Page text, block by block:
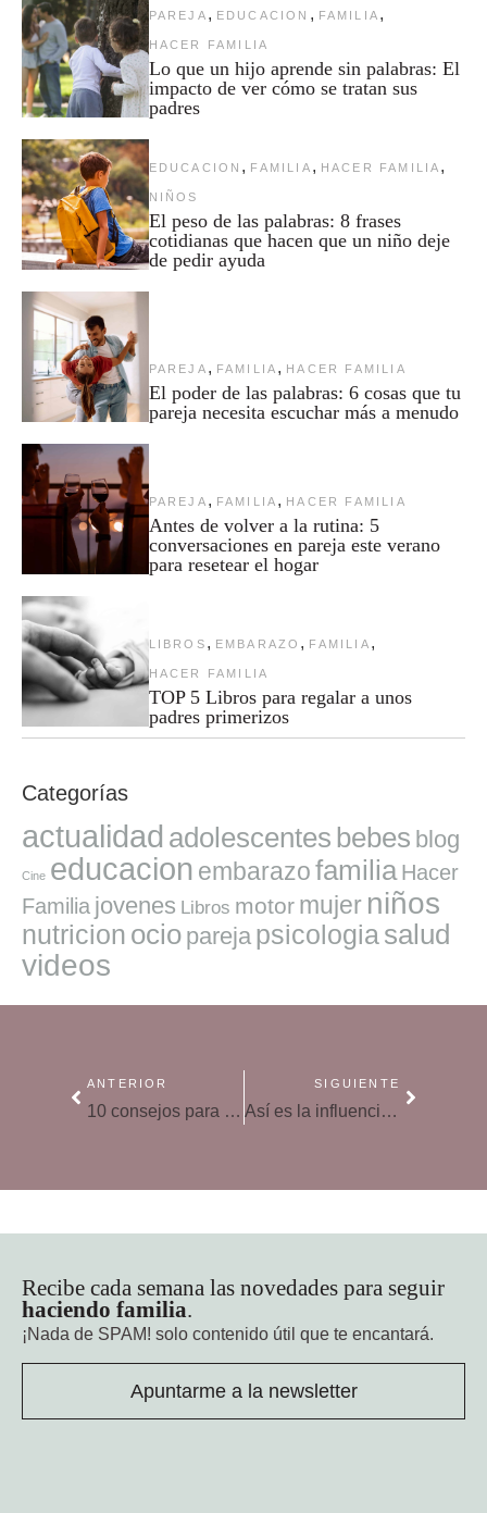
PAREJA , EDUCACION , FAMILIA ,
HACER FAMILIA
Lo que un hijo aprende sin palabras: El
impacto de ver cómo se tratan sus
padres
EDUCACION , FAMILIA , HACER FAMILIA ,
NIÑOS
El peso de las palabras: 8 frases
cotidianas que hacen que un niño deje
de pedir ayuda
PAREJA , FAMILIA , HACER FAMILIA
El poder de las palabras: 6 cosas que tu
pareja necesita escuchar más a menudo
PAREJA , FAMILIA , HACER FAMILIA
Antes de volver a la rutina: 5
conversaciones en pareja este verano
para resetear el hogar
LIBROS , EMBARAZO , FAMILIA ,
HACER FAMILIA
TOP 5 Libros para regalar a unos
padres primerizos
Categorías
actualidad adolescentes bebes blog
Cine educacion embarazofamilia Hacer
Familia jovenes Libros motor mujer niños
nutricion ocio pareja psicologiasalud
videos
ANTERIOR
10 consejos para ser una familia tecnológica feliz
SIGUIENTE
Así es la influencia de los abuelos en los nietos
Recibe cada semana las novedades para seguir
haciendo familia.
¡Nada de SPAM! solo contenido útil que te encantará.
Apuntarme a la newsletter